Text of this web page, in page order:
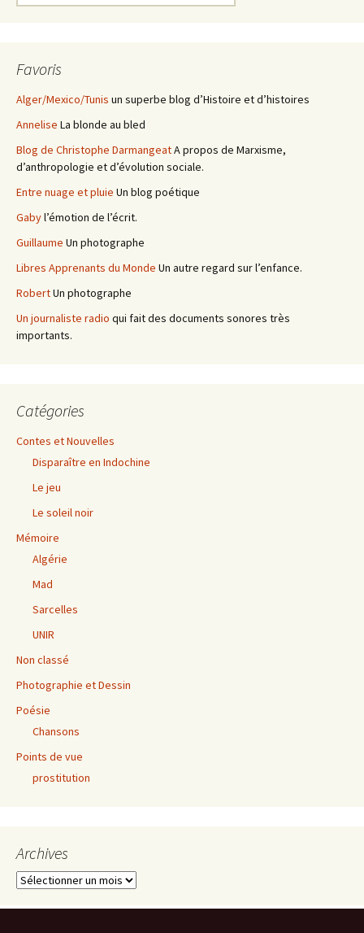
Favoris
Alger/Mexico/Tunis un superbe blog d’Histoire et d’histoires
Annelise La blonde au bled
Blog de Christophe DarmangeatA propos de Marxisme,
d’anthropologie et d’évolution sociale.
Entre nuage et pluie Un blog poétique
Gabyl’émotion de l’écrit.
Guillaume Un photographe
Libres Apprenants du Monde Un autre regard sur l’enfance.
RobertUn photographe
Un journaliste radio qui fait des documents sonores très
importants.
Catégories
Contes et Nouvelles
Disparaître en Indochine
Le jeu
Le soleil noir
Mémoire
Algérie
Mad
Sarcelles
UNIR
Non classé
Photographie et Dessin
Poésie
Chansons
Points de vue
prostitution
Archives
Archives